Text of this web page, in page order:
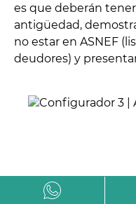
es que deberán
antigüedad,
no estar en ASNEF
deudores) y